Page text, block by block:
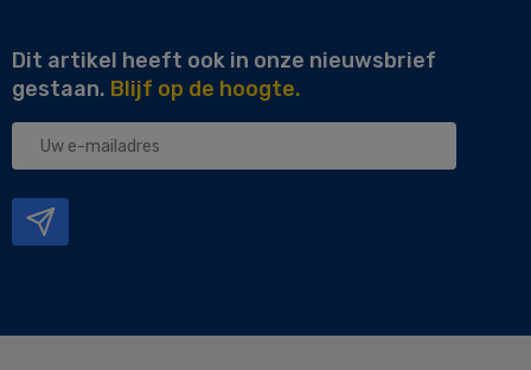
Dit artikel heeft ook in onze nieuwsbrief
gestaan. Blijf op de hoogte.
Uw